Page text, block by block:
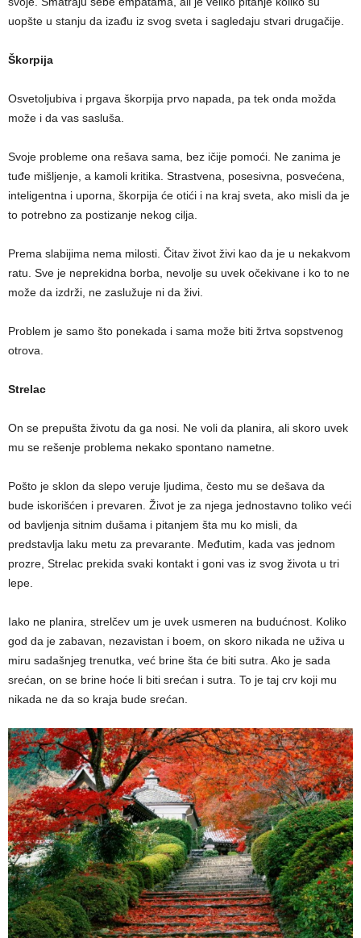
uopšte u stanju da izađu iz svog sveta i sagledaju stvari drugačije.
Škorpija
Osvetoljubiva i prgava škorpija prvo napada, pa tek onda možda
može i da vas sasluša.
Svoje probleme ona rešava sama, bez ičije pomoći. Ne zanima je
tuđe mišljenje, a kamoli kritika. Strastvena, posesivna, posvećena,
inteligentna i uporna, škorpija će otići i na kraj sveta, ako misli da je
to potrebno za postizanje nekog cilja.
Prema slabijima nema milosti. Čitav život živi kao da je u nekakvom
ratu. Sve je neprekidna borba, nevolje su uvek očekivane i ko to ne
može da izdrži, ne zaslužuje ni da živi.
Problem je samo što ponekada i sama može biti žrtva sopstvenog
otrova.
Strelac
On se prepušta životu da ga nosi. Ne voli da planira, ali skoro uvek
mu se rešenje problema nekako spontano nametne.
Pošto je sklon da slepo veruje ljudima, često mu se dešava da
bude iskorišćen i prevaren. Život je za njega jednostavno toliko veći
od bavljenja sitnim dušama i pitanjem šta mu ko misli, da
predstavlja laku metu za prevarante. Međutim, kada vas jednom
prozre, Strelac prekida svaki kontakt i goni vas iz svog života u tri
lepe.
Iako ne planira, strelčev um je uvek usmeren na budućnost. Koliko
god da je zabavan, nezavistan i boem, on skoro nikada ne uživa u
miru sadašnjeg trenutka, već brine šta će biti sutra. Ako je sada
srećan, on se brine hoće li biti srećan i sutra. To je taj crv koji mu
nikada ne da so kraja bude srećan.